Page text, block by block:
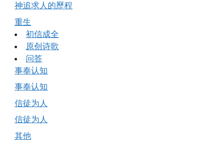
神追求人的歷程
重生
初信成全
原创诗歌
问答
事奉认知
事奉认知
信徒为人
信徒为人
其他